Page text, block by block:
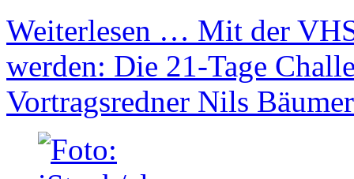
Weiterlesen … Mit der
werden: Die 21-Tage
Vortragsredner Nils Bäumer